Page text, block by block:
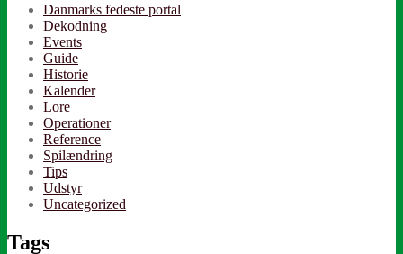
Danmarks fedeste portal
Dekodning
Events
Guide
Historie
Kalender
Lore
Operationer
Reference
Spilændring
Tips
Udstyr
Uncategorized
Tags